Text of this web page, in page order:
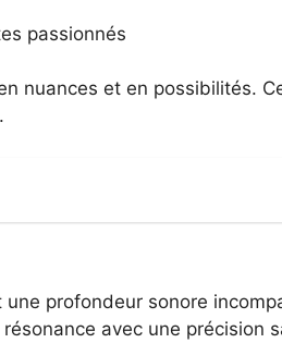
nuances et en possibilités.
profondeur sonore
avec une précision